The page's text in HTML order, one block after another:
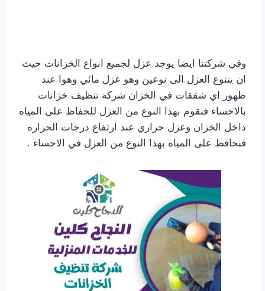
وفي شركتنا ايضا يوجد عزل لجميع انواع الخزانات حيث
ان يتنوع العزل الى نوعين وهو عزل مائي وهوا عند
ظهور اي شققات في الخزان شركة تنظيف خزانات
بالاحساء فنقوم بهذا النوع من العزل للحفاظ على المياه
داخل الخزان وعزل حراري عند ارتفاع درجات الحراره
فنحافظ على المياه بهذا النوع من العزل في الاحساء .